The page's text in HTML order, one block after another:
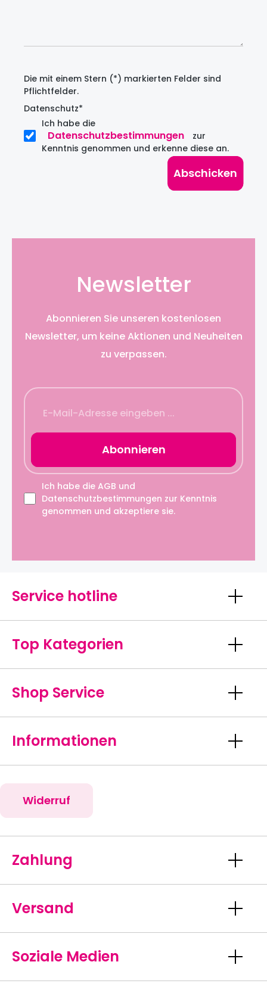
Die mit einem Stern (*) markierten Felder sind
Pflichtfelder.
Datenschutz*
Ich habe die
Datenschutzbestimmungen
zur
Kenntnis genommen und erkenne diese an.
Abschicken
Newsletter
Abonnieren Sie unseren kostenlosen
Newsletter, um keine Aktionen und Neuheiten
zu verpassen.
Abonnieren
Ich habe die AGB und
Datenschutzbestimmungen zur Kenntnis
genommen und akzeptiere sie.
Service hotline
Top Kategorien
Shop Service
Informationen
Widerruf
Zahlung
Versand
Soziale Medien